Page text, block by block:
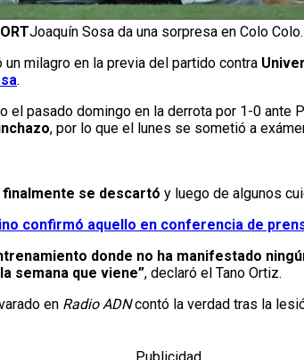
Joaquín Sosa da una sorpresa en Colo
un milagro en la previa del partido contra
.
el pasado domingo en la derrota por 1-0
, por lo que el lunes se sometió a
finalmente se descartó y luego de algunos
confirmó aquello en conferencia de
donde no ha manifestado
semana que viene”, declaró el Tano Ortiz.
en Radio ADNcontó la verdad tras la